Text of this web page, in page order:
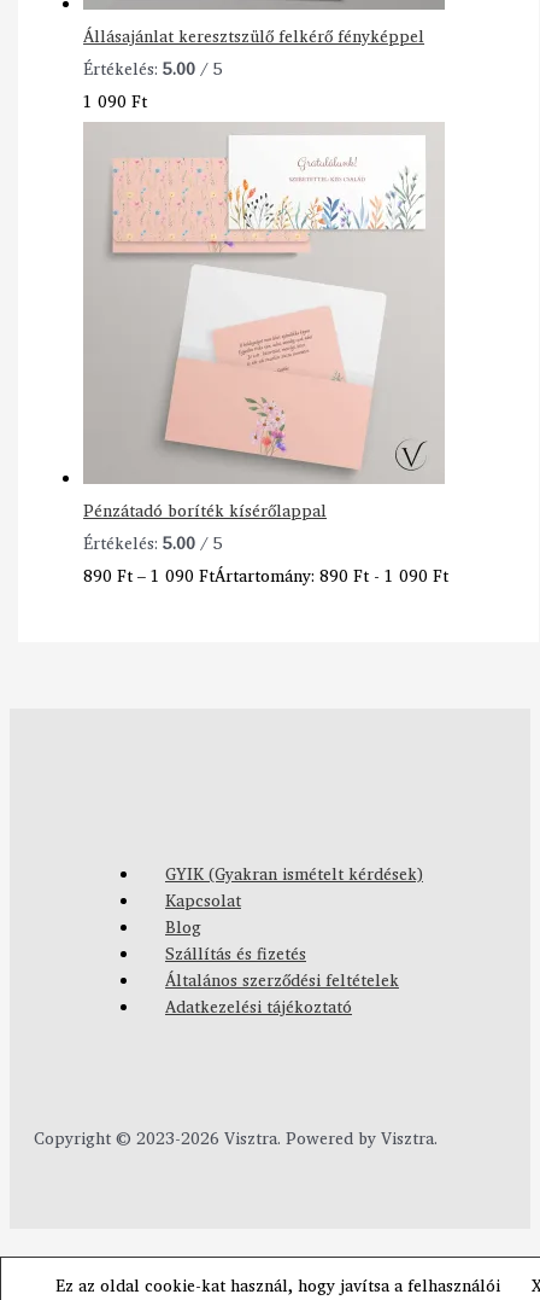
Állásajánlat keresztszülő felkérő fényképpel
Értékelés:5.00/ 5
1 090Ft
Pénzátadó boríték kísérőlappal
Értékelés:5.00/ 5
890Ft–1 090FtÁrtartomány: 890 Ft - 1 090 Ft
GYIK (Gyakran ismételt kérdések)
Kapcsolat
Blog
Szállítás és fizetés
Általános szerződési feltételek
Adatkezelési tájékoztató
Copyright © 2023-2026 Visztra. Powered by Visztra.
Ez az oldal cookie-kat használ, hogy javítsa a felhasználói